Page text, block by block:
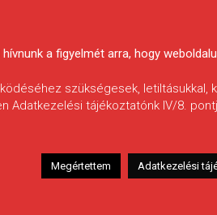
a figyelmét arra, hogy
szükségesek,
Adatkezelési tájékoztatónk IV/8.
Megértettem Adatkezelési